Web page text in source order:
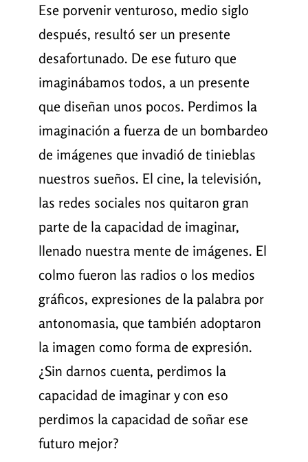
Ese porvenir venturoso, medio siglo
después, resultó ser un presente
desafortunado. De ese futuro que
imaginábamos todos, a un presente
que diseñan unos pocos. Perdimos la
imaginación a fuerza de un bombardeo
de imágenes que invadió de tinieblas
nuestros sueños. El cine, la televisión,
las redes sociales nos quitaron gran
parte de la capacidad de imaginar,
llenado nuestra mente de imágenes. El
colmo fueron las radios o los medios
gráficos, expresiones de la palabra por
antonomasia, que también adoptaron
la imagen como forma de expresión.
¿Sin darnos cuenta, perdimos la
capacidad de imaginar y con eso
perdimos la capacidad de soñar ese
futuro mejor?